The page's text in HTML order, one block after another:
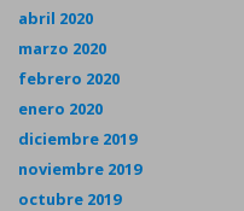
abril 2020
marzo 2020
febrero 2020
enero 2020
diciembre 2019
noviembre 2019
octubre 2019